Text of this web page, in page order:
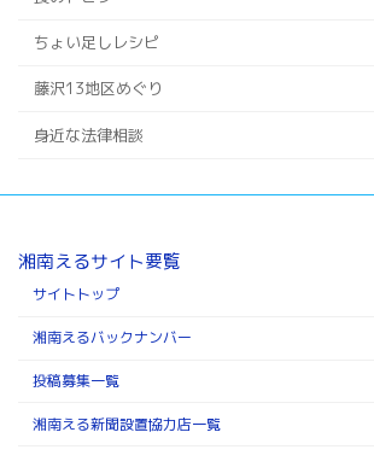
ちょい足しレシピ
藤沢13地区めぐり
身近な法律相談
湘南えるサイト要覧
サイトトップ
湘南えるバックナンバー
投稿募集一覧
湘南える新聞設置協力店一覧